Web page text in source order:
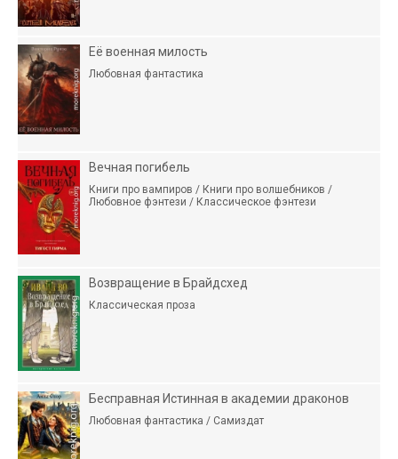
Её военная милость
Любовная фантастика
Вечная погибель
Книги про вампиров / Книги про волшебников /
Любовное фэнтези / Классическое фэнтези
Возвращение в Брайдсхед
Классическая проза
Бесправная Истинная в академии драконов
Любовная фантастика / Самиздат